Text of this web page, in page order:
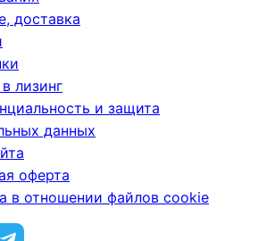
доставка
лизинг
и защита
данных
оферта
в отношении файлов cookie